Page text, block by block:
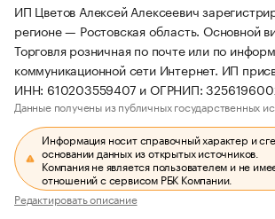
ИП Цветов Алексей Алексеевич
регионе — Ростовская область. Основной
Торговля розничная по почте или по
коммуникационной сети Интернет. ИП
ИНН: 610203559407 и ОГРНИП:
Данные получены из публичных государственных
Информация носит справочный характер и
основании данных из открытых источников.
Компания не является пользователем и не
отношений с сервисом РБК Компании.
Редактировать описание